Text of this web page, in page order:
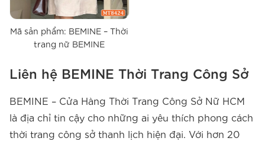
Mã sản phẩm: BEMINE – Thời
trang nữ BEMINE
Liên hệ BEMINE Thời Trang Công Sở
BEMINE – Cửa Hàng Thời Trang Công Sở Nữ HCM
là địa chỉ tin cậy cho những ai yêu thích phong cách
thời trang công sở thanh lịch hiện đại. Với hơn 20